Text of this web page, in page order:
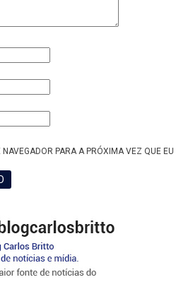
PARA A PRÓXIMA VEZ QUE EU